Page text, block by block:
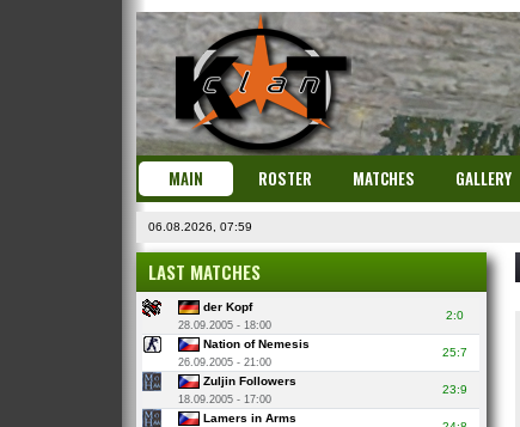
MAIN ROSTER MATCHES GALLERY
06.08.2026, 07:59
LAST MATCHES
der Kopf
28.09.2005 - 18:00
2:0
Nation of Nemesis
26.09.2005 - 21:00
25:7
Zuljin Followers
18.09.2005 - 17:00
23:9
Lamers in Arms